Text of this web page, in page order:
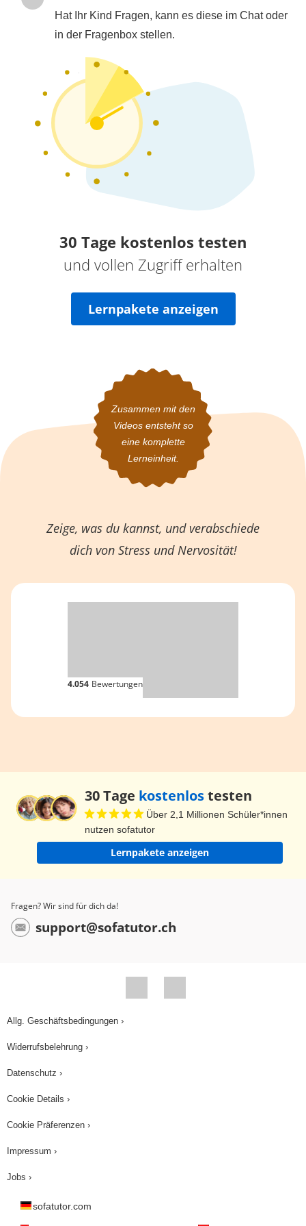
Hat Ihr Kind Fragen, kann es diese im Chat oder
in der Fragenbox stellen.
30 Tage kostenlos testen
und vollen Zugriff erhalten
Lernpakete anzeigen
Zusammen mit den
Videosentsteht so
eine komplette
Lerneinheit.
Zeige, was du kannst, und verabschiede
dich von Stress und Nervosität!
4.054 Bewertungen
30 Tage kostenlostesten
Über 2,1 Millionen Schüler*innen
nutzen sofatutor
Lernpakete anzeigen
Fragen? Wir sind für dich da!
support@sofatutor.ch
Allg. Geschäftsbedingungen ›
Widerrufsbelehrung ›
Datenschutz ›
Cookie Details ›
Cookie Präferenzen ›
Impressum ›
Jobs ›
sofatutor.com